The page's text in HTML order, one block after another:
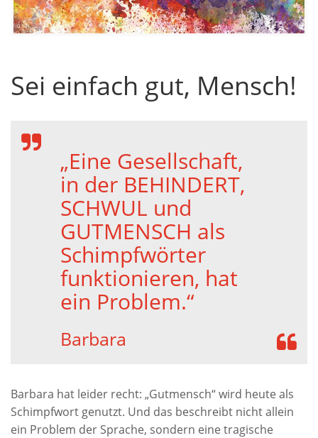
Sei einfach gut, Mensch!
„Eine Gesellschaft,
in der BEHINDERT,
SCHWUL und
GUTMENSCH als
Schimpfwörter
funktionieren, hat
ein Problem.“
Barbara
Barbara hat leider recht: „Gutmensch“ wird heute als
Schimpfwort genutzt. Und das beschreibt nicht allein
ein Problem der Sprache, sondern eine tragische